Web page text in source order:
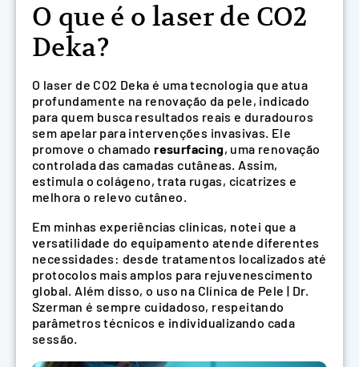
O que é o laser de CO2
Deka?
O laser de CO2 Deka é uma tecnologia que atua
profundamente na renovação da pele, indicado
para quem busca resultados reais e duradouros
sem apelar para intervenções invasivas. Ele
promove o chamadoresurfacing, uma renovação
controlada das camadas cutâneas. Assim,
estimula o colágeno, trata rugas, cicatrizes e
melhora o relevo cutâneo.
Em minhas experiências clínicas, notei que a
versatilidade do equipamento atende diferentes
necessidades: desde tratamentos localizados até
protocolos mais amplos para rejuvenescimento
global. Além disso, o uso na Clínica de Pele | Dr.
Szerman é sempre cuidadoso, respeitando
parâmetros técnicos e individualizando cada
sessão.